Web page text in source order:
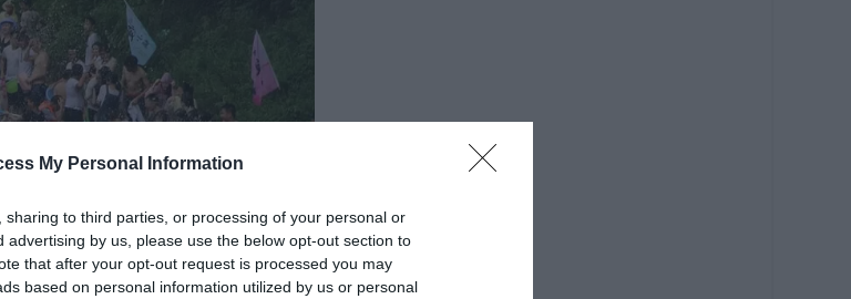
My Personal Information
to third parties, or processing of your personal or
advertising by us, please use the below opt-out section to
that after your opt-out request is processed you may
based on personal information utilized by us or personal